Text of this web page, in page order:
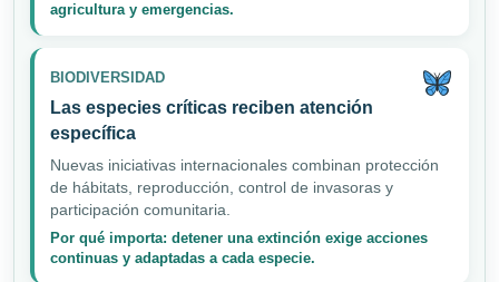
agricultura y emergencias.
BIODIVERSIDAD
Las especies críticas reciben atención
específica
Nuevas iniciativas internacionales combinan protección
de hábitats, reproducción, control de invasoras y
participación comunitaria.
Por qué importa: detener una extinción exige acciones
continuas y adaptadas a cada especie.